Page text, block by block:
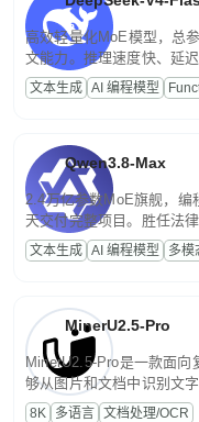
高效轻量化MoE模型，总
文能力。推理速度快、延
高并发、轻量化任务，适
文案处理等普惠刚需场景。
文本生成 AI 编程模型
Qwen3.8-Max
2.4万亿参数MoE旗舰，编
天交付完整项目。胜任法
话端到端交付生产级成果
程，支持超长文档与长视
文本生成 AI 编程模型 多模
MinerU2.5-Pro
MinerU2.5-Pro是一款面
够从图片和文档中识别文
为便于存储、检索和二次
8K 多语言 文档处理/OCR